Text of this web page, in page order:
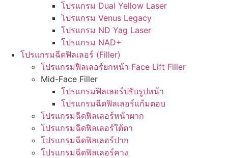
โปรแกรม Dual Yellow Laser
โปรแกรม Venus Legacy
โปรแกรม ND Yag Laser
โปรแกรม NAD+
โปรแกรมฉีดฟิลเลอร์ (Filler)
โปรแกรมฟิลเลอร์ยกหน้า Face Lift Filler
Mid-Face Filler
โปรแกรมฟิลเลอร์ปรับรูปหน้า
โปรแกรมฉีดฟิลเลอร์แก้มตอบ
โปรแกรมฉีดฟิลเลอร์หน้าผาก
โปรแกรมฉีดฟิลเลอร์ใต้ตา
โปรแกรมฉีดฟิลเลอร์ปาก
โปรแกรมฉีดฟิลเลอร์คาง